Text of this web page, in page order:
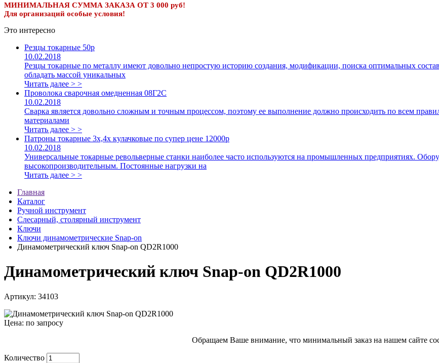
МИНИМАЛЬНАЯ СУММА ЗАКАЗА ОТ 3 000 руб!
Для организаций особые условия!
Это интересно
Резцы токарные 50р
10.02.2018
Резцы токарные по металлу имеют довольно непростую историю создания, модификации, поиска оптимальных
обладать массой уникальных
Читать далее > >
Проволока сварочная омедненная 08Г2С
10.02.2018
Сварка является довольно сложным и точным процессом, поэтому ее выполнение должно происходить по всем
материалами
Читать далее > >
Патроны токарные 3х,4х кулачковые по супер цене 12000р
10.02.2018
Универсальные токарные револьверные станки наиболее часто используются на промышленных предприятиях.
высокопроизводительным. Постоянные нагрузки на
Читать далее > >
Главная
Каталог
Ручной инструмент
Слесарный, столярный инструмент
Ключи
Ключи динамометрические Snap-on
Динамометрический ключ Snap-on QD2R1000
Динамометрический ключ Snap-on QD2R1000
Артикул: 34103
Цена: по запросу
Обращаем Ваше внимание, что минимальный заказ на нашем сайте
Количество